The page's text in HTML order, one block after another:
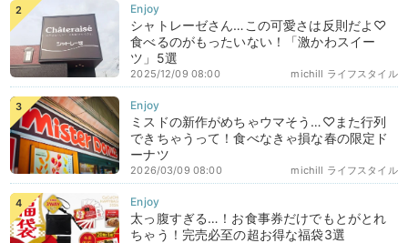
シャトレーゼさん…この可愛さは反則だよ♡
食べるのがもったいない！「激かわスイー
ツ」5選
michill ライフスタイル
2025/12/09 08:00
ミスドの新作がめちゃウマそう…♡また行列
できちゃうって！食べなきゃ損な春の限定ド
ーナツ
michill ライフスタイル
2026/03/09 08:00
太っ腹すぎる…！お食事券だけでもとがとれ
ちゃう！完売必至の超お得な福袋3選